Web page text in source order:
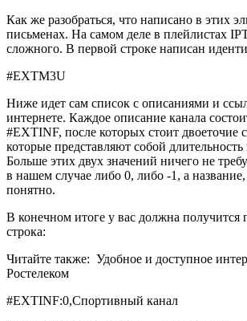
Как же разобраться, что написано в этих
письменах. На самом деле в плейлистах
сложного. В первой строке написан
#EXTM3U
Ниже идет сам список с описаниями и
интернете. Каждое описание канала
#EXTINF, после которых стоит двоеточие
которые представляют собой длительность
Больше этих двух значений ничего не
в нашем случае либо 0, либо -1, а
понятно.
В конечном итоге у вас должна получится
строка:
Читайте также: Удобное и доступное
Ростелеком
#EXTINF:0,Спортивный канал